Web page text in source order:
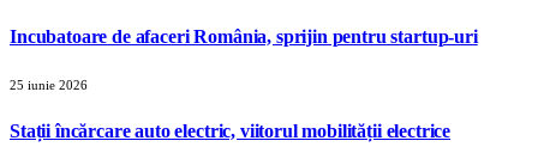
Incubatoare de afaceri România, sprijin pentru startup-uri
25 iunie 2026
Stații încărcare auto electric, viitorul mobilității electrice